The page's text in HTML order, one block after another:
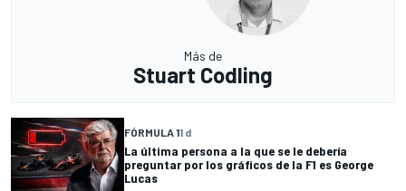
Más de
Stuart Codling
FÓRMULA 11 d
La última persona a la que se le debería
preguntar por los gráficos de la F1 es George
Lucas